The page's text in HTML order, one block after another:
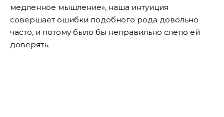
медленное мышление», наша интуиция
совершает ошибки подобного рода довольно
часто, и потому было бы неправильно слепо ей
доверять.